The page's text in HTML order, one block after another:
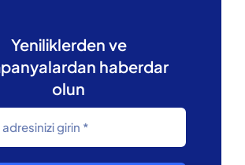
Yeniliklerden ve
haberdar
olun